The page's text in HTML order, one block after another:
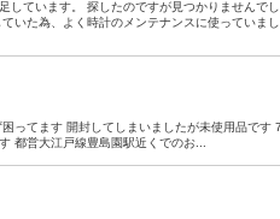
ています。 探したのですが見つかりませんでし
いた為、よく時計のメンテナンスに使っていま
ってます 開封してしまいましたが未使用品です
都営大江戸線豊島園駅近くでのお...